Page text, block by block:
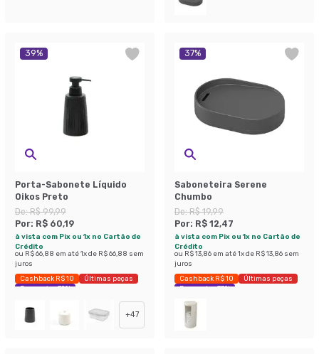
39%
Porta-Sabonete Líquido
Oikos Preto
De:R$ 99,99
Por: R$ 60,19
à vista com Pix ou 1x no Cartão de
Crédito
ou R$ 66,88 em até1x de R$ 66,88 sem
juros
Cashback R$ 10
Últimas peças
Economize 39%
+47
37%
Saboneteira Serene
Chumbo
De:R$ 19,99
Por: R$ 12,47
à vista com Pix ou 1x no Cartão de
Crédito
ou R$ 13,86 em até1x de R$ 13,86 sem
juros
Cashback R$ 10
Últimas peças
Economize 37%